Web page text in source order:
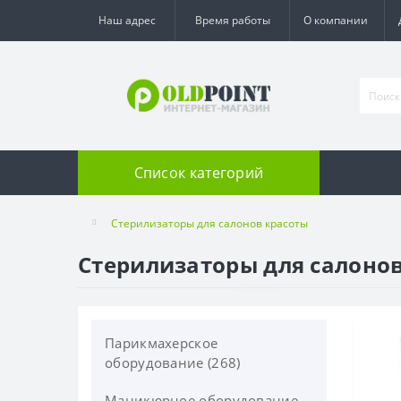
Наш адрес Время работы О компании
Список категорий
Стерилизаторы для салонов красоты
Стерилизаторы для
Парикмахерское
оборудование (268)